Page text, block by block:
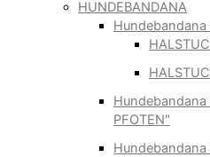
HUNDEBANDANA
Hundebandana
PFOTEN"